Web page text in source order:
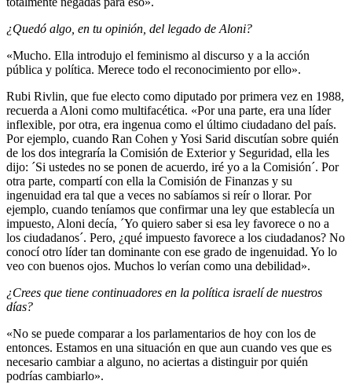
¿Quedó algo, en tu opinión, del legado de Aloni?
«Mucho. Ella introdujo el feminismo al discurso y a la acción
pública y política. Merece todo el reconocimiento por ello».
Rubi Rivlin, que fue electo como diputado por primera vez en 1988,
recuerda a Aloni como multifacética. «Por una parte, era una líder
inflexible, por otra, era ingenua como el último ciudadano del país.
Por ejemplo, cuando Ran Cohen y Yosi Sarid discutían sobre quién
de los dos integraría la Comisión de Exterior y Seguridad, ella les
dijo: ´Si ustedes no se ponen de acuerdo, iré yo a la Comisión´. Por
otra parte, compartí con ella la Comisión de Finanzas y su
ingenuidad era tal que a veces no sabíamos si reír o llorar. Por
ejemplo, cuando teníamos que confirmar una ley que establecía un
impuesto, Aloni decía, ´Yo quiero saber si esa ley favorece o no a
los ciudadanos´. Pero, ¿qué impuesto favorece a los ciudadanos? No
conocí otro líder tan dominante con ese grado de ingenuidad. Yo lo
veo con buenos ojos. Muchos lo verían como una debilidad».
¿Crees que tiene continuadores en la política israelí de nuestros
días?
«No se puede comparar a los parlamentarios de hoy con los de
entonces. Estamos en una situación en que aun cuando ves que es
necesario cambiar a alguno, no aciertas a distinguir por quién
podrías cambiarlo».